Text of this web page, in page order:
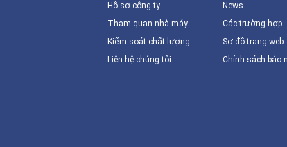
Hồ sơ công ty
Tham quan nhà máy
Kiểm soát chất lượng
Liên hệ chúng tôi
News
Các trường hợp
Sơ đồ trang web
Chính sách bảo